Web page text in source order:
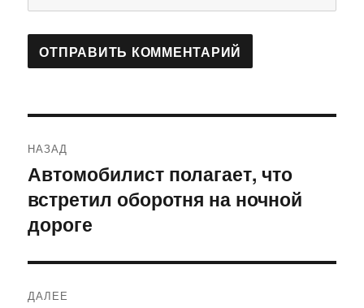
по
записям
НАЗАД
Предыдущая
запись:
Автомобилист полагает, что
встретил оборотня на ночной
дороге
ДАЛЕЕ